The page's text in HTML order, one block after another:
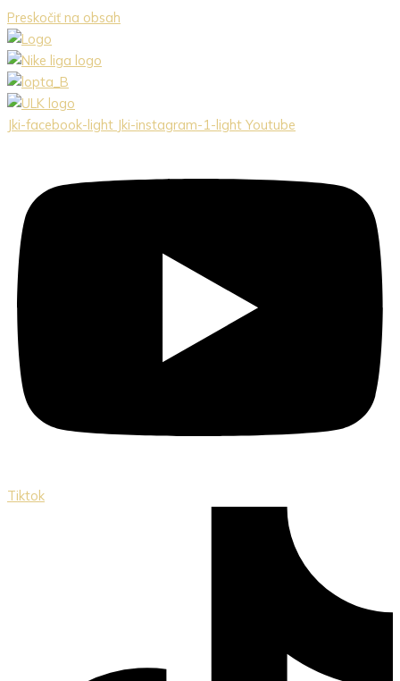
Preskočiť na obsah
Jki-facebook-light Jki-instagram-1-light Youtube
Tiktok